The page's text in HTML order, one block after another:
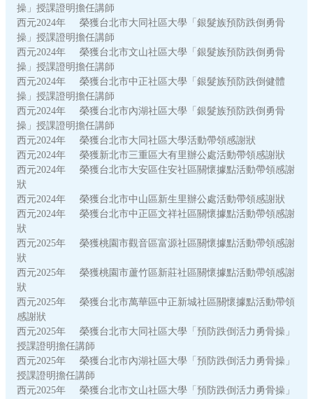
操」授課證明擔任講師
西元2024年 榮獲台北市大同社區大學「銀髮族預防跌倒勇骨
操」授課證明擔任講師
西元2024年 榮獲台北市文山社區大學「銀髮族預防跌倒勇骨
操」授課證明擔任講師
西元2024年 榮獲台北市中正社區大學「銀髮族預防跌倒健體
操」授課證明擔任講師
西元2024年 榮獲台北市內湖社區大學「銀髮族預防跌倒勇骨
操」授課證明擔任講師
西元2024年 榮獲台北市大同社區大學活動帶領感謝狀
西元2024年 榮獲新北市三重區大有里辦公處活動帶領感謝狀
西元2024年 榮獲台北市大安區住安社區關懷據點活動帶領感謝
狀
西元2024年 榮獲台北市中山區新生里辦公處活動帶領感謝狀
西元2024年 榮獲台北市中正區文祥社區關懷據點活動帶領感謝
狀
西元2025年 榮獲桃園市觀音區富源社區關懷據點活動帶領感謝
狀
西元2025年 榮獲桃園市蘆竹區新莊社區關懷據點活動帶領感謝
狀
西元2025年 榮獲台北市萬華區中正新城社區關懷據點活動帶領
感謝狀
西元2025年 榮獲台北市大同社區大學「預防跌倒活力勇骨操」
授課證明擔任講師
西元2025年 榮獲台北市內湖社區大學「預防跌倒活力勇骨操」
授課證明擔任講師
西元2025年 榮獲台北市文山社區大學「預防跌倒活力勇骨操」